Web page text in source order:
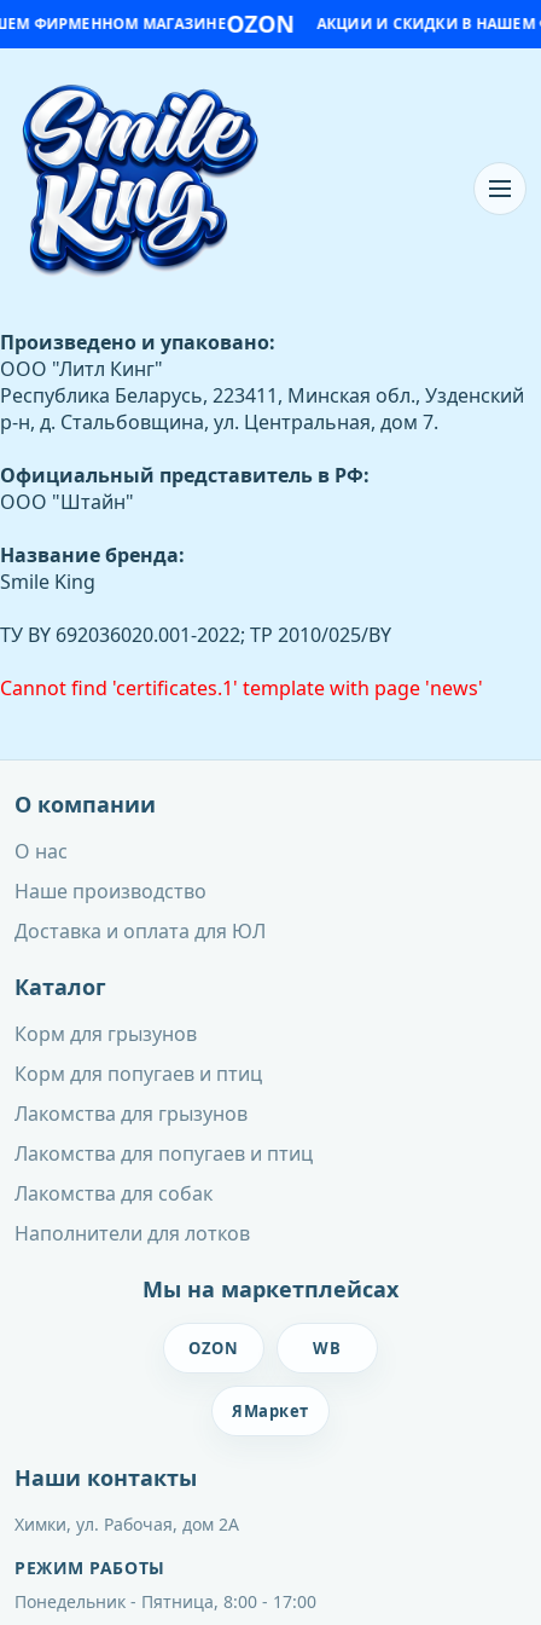
ФИРМЕННОМ МАГАЗИНЕOZON АКЦИИ И СКИДКИ В НАШЕМ
Произведено и упаковано:
ООО "Литл Кинг"
Республика Беларусь, 223411, Минская обл., Узденский
р-н, д. Стальбовщина, ул. Центральная, дом 7.
Официальный представитель в РФ:
ООО "Штайн"
Название бренда:
Smile King
ТУ BY 692036020.001-2022; ТР 2010/025/BY
Cannot find 'certificates.1' template with page 'news'
О компании
О нас
Наше производство
Доставка и оплата для ЮЛ
Каталог
Корм для грызунов
Корм для попугаев и птиц
Лакомства для грызунов
Лакомства для попугаев и птиц
Лакомства для собак
Наполнители для лотков
Мы на маркетплейсах
OZON WB
ЯМаркет
Наши контакты
Химки, ул. Рабочая, дом 2А
РЕЖИМ РАБОТЫ
Понедельник - Пятница, 8:00 - 17:00